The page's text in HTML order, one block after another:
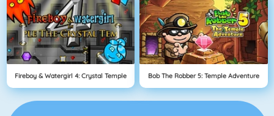
Fireboy & Watergirl 4: Crystal Temple Bob The Robber 5: Temple Adventure